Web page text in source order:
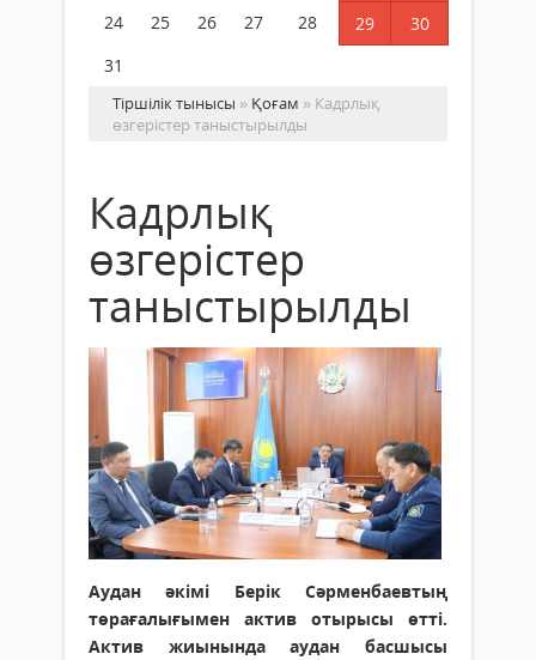
24
25 26 27 28 29
30
31
Тіршілік тынысы » Қоғам » Кадрлық
өзгерістер таныстырылды
Кадрлық
өзгерістер
таныстырылды
Аудан әкімі Берік Сәрменбаевтың
төрағалығымен актив отырысы өтті.
Актив жиынында аудан басшысы